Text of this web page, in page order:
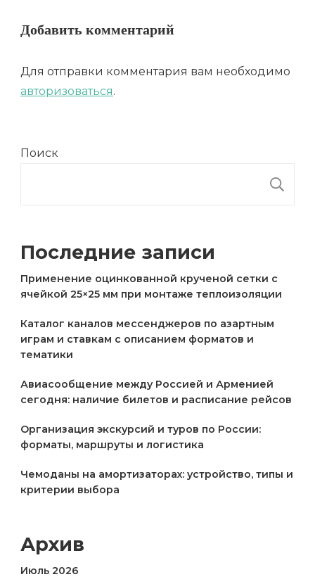
Добавить комментарий
Для отправки комментария вам необходимо
авторизоваться.
Поиск
Последние записи
Применение оцинкованной крученой сетки с
ячейкой 25×25 мм при монтаже теплоизоляции
Каталог каналов мессенджеров по азартным
играм и ставкам с описанием форматов и
тематики
Авиасообщение между Россией и Арменией
сегодня: наличие билетов и расписание рейсов
Организация экскурсий и туров по России:
форматы, маршруты и логистика
Чемоданы на амортизаторах: устройство, типы и
критерии выбора
Архив
Июль 2026